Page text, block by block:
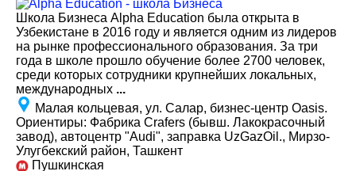
Школа Бизнеса Alpha Education была открыта в
Узбекистане в 2016 году и является одним из лидеров
на рынке профессионального образования. За три
года в школе прошло обучение более 2700 человек,
среди которых сотрудники крупнейших локальных,
международных ...
Малая кольцевая, ул. Салар, бизнес-центр Oasis.
Ориентиры: Фабрика Crafers (бывш. Лакокрасочный
завод), автоцентр "Audi", заправка UzGazOil., Мирзо-
Улугбекский район, Ташкент
Пушкинская